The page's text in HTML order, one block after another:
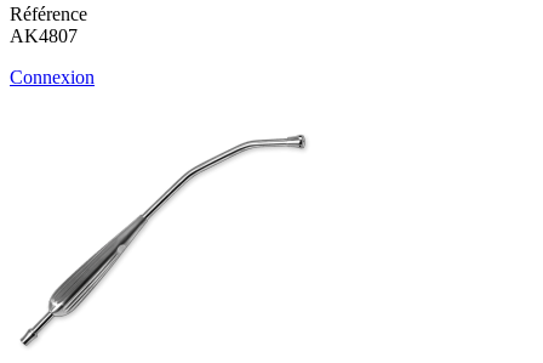
Référence
AK4807
Connexion